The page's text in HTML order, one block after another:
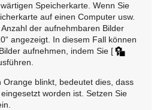
Speicherkarte. Wenn Sie
auf einen Computer usw.
der aufnehmbaren Bilder
angezeigt. In diesem Fall können
aufnehmen, indem Sie [
Orange blinkt, bedeutet dies, dass
worden ist. Setzen Sie